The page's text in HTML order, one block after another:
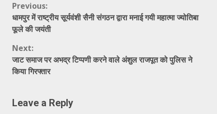
Continue
Reading
Previous:
धामपुर में राष्ट्रीय सूर्यवंशी सैनी संगठन द्वारा मनाई गयी महात्मा ज्योतिबा
फूले की जयंती
Next:
जाट समाज पर अभद्र टिप्पणी करने वाले अंशुल राजपूत को पुलिस ने
किया गिरफ्तार
Leave a Reply